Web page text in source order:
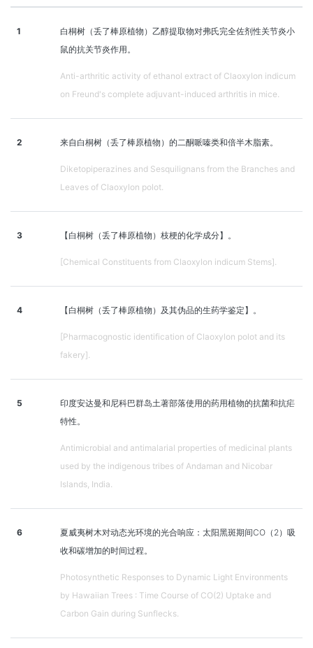
1
白桐树（丢了棒原植物）乙醇提取物对弗氏完全佐剂性关节炎小
鼠的抗关节炎作用。
Anti-arthritic activity of ethanol extract of Claoxylon indicum
on Freund's complete adjuvant-induced arthritis in mice.
2 来自白桐树（丢了棒原植物）的二酮哌嗪类和倍半木脂素。
Diketopiperazines and Sesquilignans from the Branches and
Leaves of Claoxylon polot.
3 【白桐树（丢了棒原植物）枝梗的化学成分】。
[Chemical Constituents from Claoxylon indicum Stems].
4 【白桐树（丢了棒原植物）及其伪品的生药学鉴定】。
[Pharmacognostic identification of Claoxylon polot and its
fakery].
5
印度安达曼和尼科巴群岛土著部落使用的药用植物的抗菌和抗疟
特性。
Antimicrobial and antimalarial properties of medicinal plants
used by the indigenous tribes of Andaman and Nicobar
Islands, India.
6
夏威夷树木对动态光环境的光合响应：太阳黑斑期间CO（2）吸
收和碳增加的时间过程。
Photosynthetic Responses to Dynamic Light Environments
by Hawaiian Trees : Time Course of CO(2) Uptake and
Carbon Gain during Sunflecks.